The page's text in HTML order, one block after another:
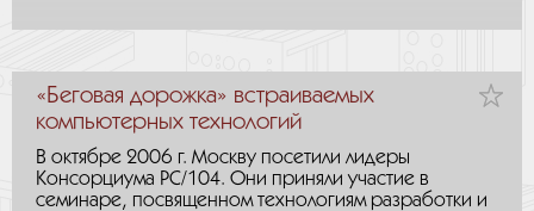
«Беговая дорожка» встраиваемых
компьютерных технологий
В октябре 2006 г. Москву посетили лидеры
Консорциума PC/104. Они приняли участие в
семинаре, посвященном технологиям разработки и